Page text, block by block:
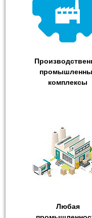
комплексы
Любая